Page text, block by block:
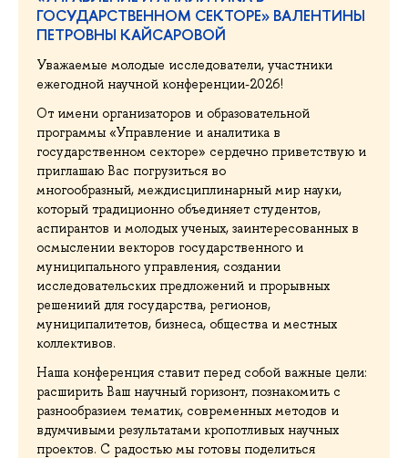
ГОСУДАРСТВЕННОМ СЕКТОРЕ» ВАЛЕНТИНЫ
ПЕТРОВНЫ КАЙСАРОВОЙ
Уважаемые молодые исследователи, участники
ежегодной научной конференции-2026!
От имени организаторов и образовательной
программы «Управление и аналитика в
государственном секторе» сердечно приветствую и
приглашаю Вас погрузиться во
многообразный, междисциплинарный мир науки,
который традиционно объединяет студентов,
аспирантов и молодых ученых, заинтересованных в
осмыслении векторов государственного и
муниципального управления, создании
исследовательских предложений и прорывных
решениий для государства, регионов,
муниципалитетов, бизнеса, общества и местных
коллективов.
Наша конференция ставит перед собой важные цели:
расширить Ваш научный горизонт, познакомить с
разнообразием тематик, современных методов и
вдумчивыми результатами кропотливых научных
проектов. С радостью мы готовы поделиться